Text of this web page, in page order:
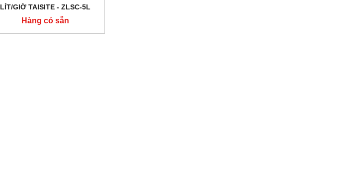
LÍT/GIỜ TAISITE - ZLSC-5L
Hàng có sẵn